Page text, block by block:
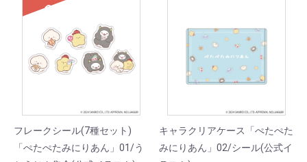
SOLD
フレークシール(7種セット)
「ぺたぺたみにりあん」01/う
キャラクリアケース「ぺたぺた
みにりあん」02/シール(公式イ